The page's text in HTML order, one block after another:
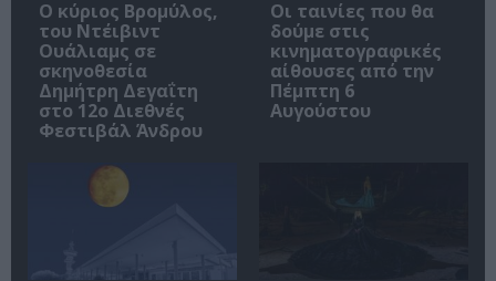
O κύριος Βρομύλος,
του Ντέιβιντ
Ουάλιαμς σε
σκηνοθεσία
Δημήτρη Δεγαΐτη
στο 12ο Διεθνές
Φεστιβάλ Άνδρου
Οι ταινίες που θα
δούμε στις
κινηματογραφικές
αίθουσες από την
Πέμπτη 6
Αυγούστου